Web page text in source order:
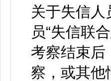
关于失信人
员“失信联
考察结束后
察，或其他